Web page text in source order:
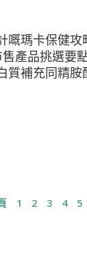
嘅瑪卡保健攻
產品挑選要
質補充同精胺
1 2 3 4 5